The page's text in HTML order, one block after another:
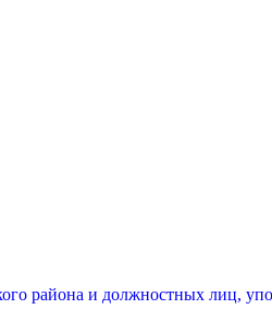
района и должностных лиц,